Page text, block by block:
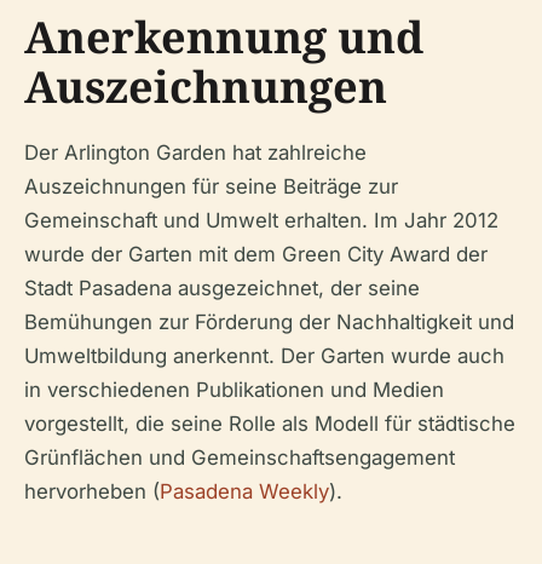
Anerkennung und
Auszeichnungen
Der Arlington Garden hat zahlreiche
Auszeichnungen für seine Beiträge zur
Gemeinschaft und Umwelt erhalten. Im Jahr 2012
wurde der Garten mit dem Green City Award der
Stadt Pasadena ausgezeichnet, der seine
Bemühungen zur Förderung der Nachhaltigkeit und
Umweltbildung anerkennt. Der Garten wurde auch
in verschiedenen Publikationen und Medien
vorgestellt, die seine Rolle als Modell für städtische
Grünflächen und Gemeinschaftsengagement
hervorheben (Pasadena Weekly).